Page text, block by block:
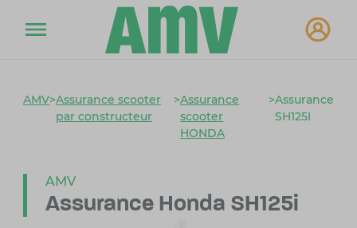
AMV>Assurance scooter
par constructeur
>Assurance
scooter
HONDA
>Assurance
SH125I
AMV
Assurance Honda SH125i